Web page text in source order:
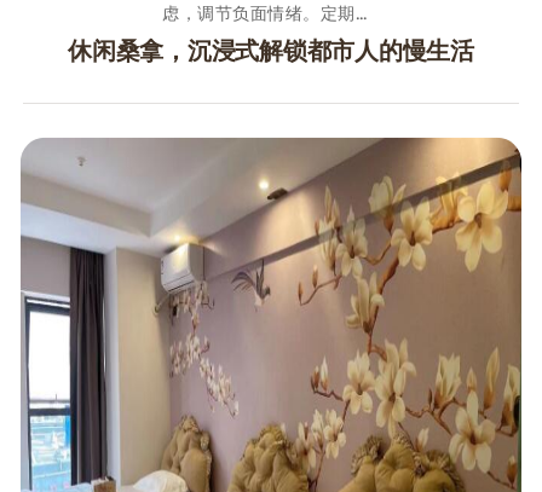
虑，调节负面情绪。定期…
休闲桑拿，沉浸式解锁都市人的慢生活